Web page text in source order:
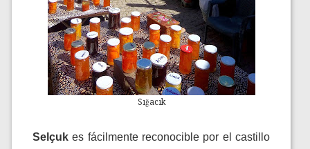
Sığacık
Selçukes fácilmente reconocible por el castillo